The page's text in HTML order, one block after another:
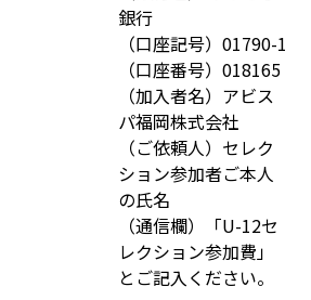
銀行
（口座記号）01790-1
（口座番号）018165
（加入者名）アビス
パ福岡株式会社
（ご依頼人）セレク
ション参加者ご本人
の氏名
（通信欄）「U-12セ
レクション参加費」
とご記入ください。